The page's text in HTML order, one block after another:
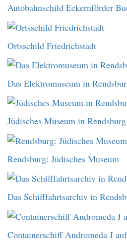
Autobahnschild Eckernförder
Ortsschild Friedrichstadt
Das Elektromuseum in
Jüdisches Museum in Rendsburg
Rendsburg: Jüdisches Museum
Das Schifffahrtsarchiv in
Containerschiff Andromeda J